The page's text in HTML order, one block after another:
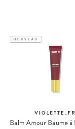
NOUVEAU
VIOLETTE_FR